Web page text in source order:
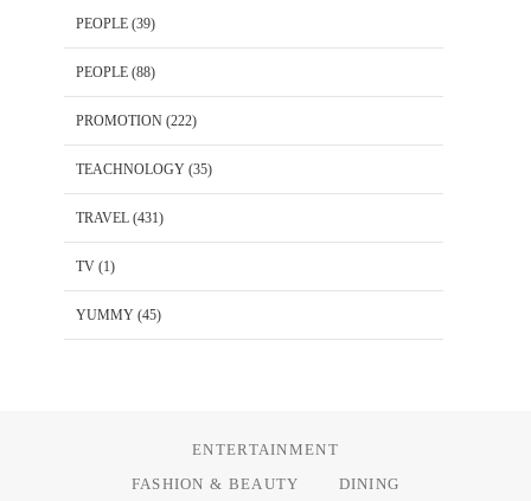
PEOPLE (39)
PEOPLE (88)
PROMOTION (222)
TEACHNOLOGY (35)
TRAVEL (431)
TV (1)
YUMMY (45)
ENTERTAINMENT
FASHION & BEAUTY
DINING